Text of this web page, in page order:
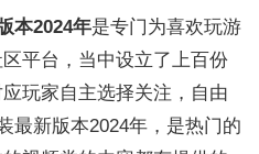
本2024年是专门为喜欢玩游
平台，当中设立了上百份
玩家自主选择关注，自由
最新版本2024年，是热门的